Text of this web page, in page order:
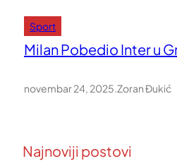
Sport
Milan Pobedio Inter u
novembar 24, 2025.Zoran Đukić
Najnoviji postovi